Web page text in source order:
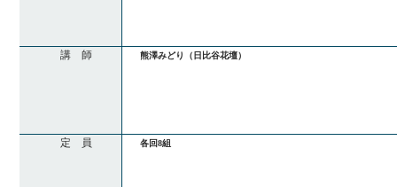
講 師 熊澤みどり（日比谷花壇）
定 員 各回8組